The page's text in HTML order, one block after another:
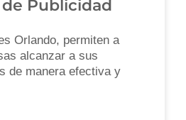
Publicidad
Orlando, permiten a
alcanzar a sus
de manera efectiva y